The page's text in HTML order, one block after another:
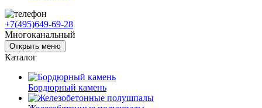
+7(495)649-69-28
Многоканальный
Открыть меню
Каталог
Бордюрный камень